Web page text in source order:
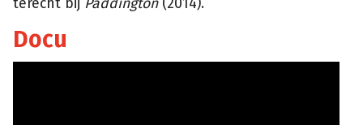
terecht bij Paddington(2014).
Docu